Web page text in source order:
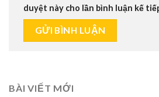
duyệt này cho lần bình luận kế
BÀI VIẾT MỚI